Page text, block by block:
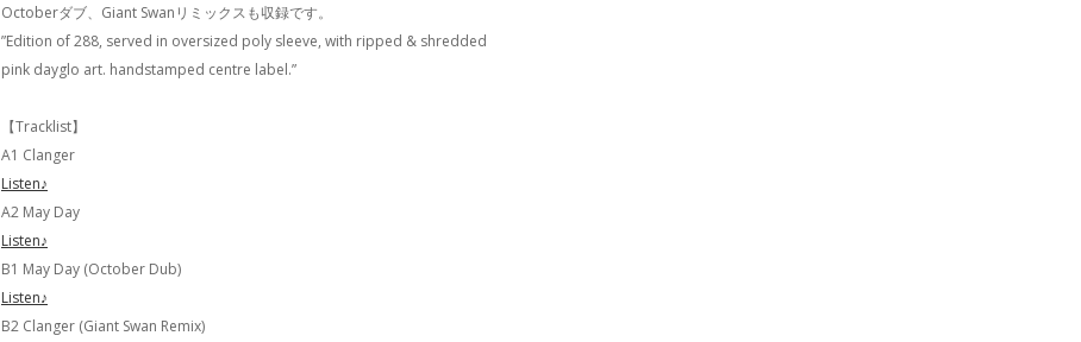
Octoberダブ、Giant Swanリミックスも収録です。
”Edition of 288, served in oversized poly sleeve, with ripped & shredded
pink dayglo art. handstamped centre label.”
【Tracklist】
A1 Clanger
Listen♪
A2 May Day
Listen♪
B1 May Day (October Dub)
Listen♪
B2 Clanger (Giant Swan Remix)